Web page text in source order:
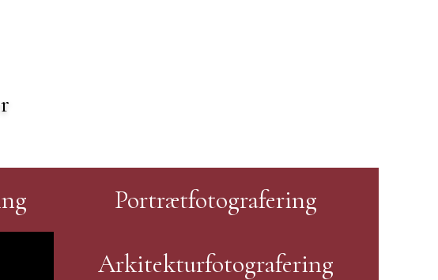
Portrætfotografering
Arkitekturfotografering